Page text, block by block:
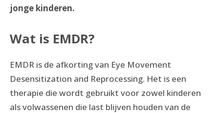
jonge kinderen.
Wat is EMDR?
EMDR is de afkorting van Eye Movement
Desensitization and Reprocessing. Het is een
therapie die wordt gebruikt voor zowel kinderen
als volwassenen die last blijven houden van de